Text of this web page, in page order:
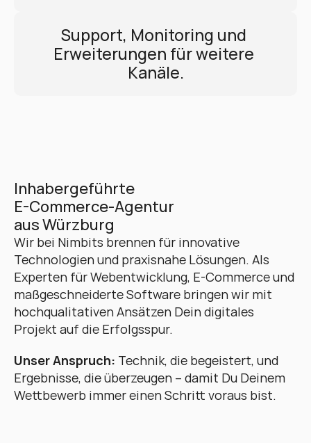
Support, Monitoring und
Erweiterungen für weitere
Kanäle.
Inhabergeführte
E-Commerce-Agentur
aus Würzburg
Wir bei Nimbits brennen für innovative
Technologien und praxisnahe Lösungen. Als
Experten für Webentwicklung, E-Commerce und
maßgeschneiderte Software bringen wir mit
hochqualitativen Ansätzen Dein digitales
Projekt auf die Erfolgsspur.
Unser Anspruch: Technik, die begeistert, und
Ergebnisse, die überzeugen – damit Du Deinem
Wettbewerb immer einen Schritt voraus bist.